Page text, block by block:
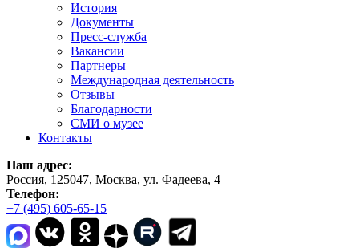
История
Документы
Пресс-служба
Вакансии
Партнеры
Международная деятельность
Отзывы
Благодарности
СМИ о музее
Контакты
Наш адрес:
Россия, 125047, Москва, ул. Фадеева, 4
Телефон:
+7 (495) 605-65-15